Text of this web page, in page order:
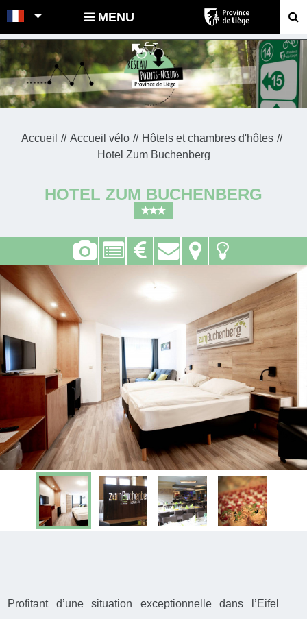
POINTS-NOEUDS MENU
Accueil Accueil vélo
Hôtels et chambres d'hôtes
Hotel Zum Buchenberg
HOTEL ZUM BUCHENBERG
Profitant d’une situation exceptionnelle dans l’Eifel